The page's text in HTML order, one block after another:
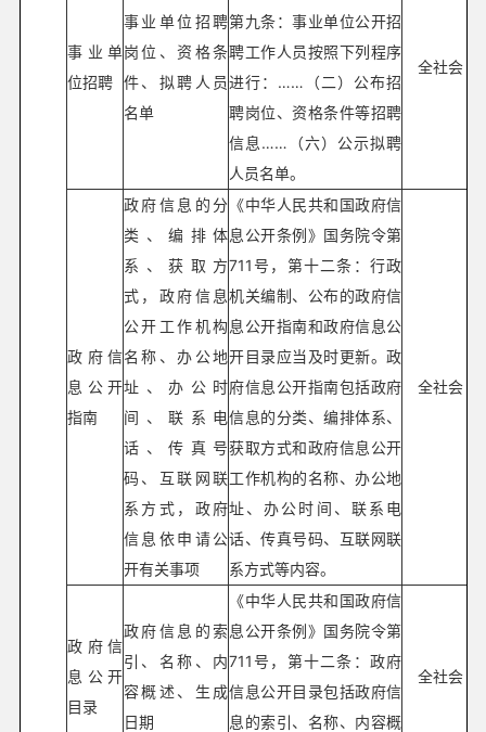
事业单
位招聘
事业单位招聘
岗位、资格条
件、拟聘人员
名单
第九条：事业单位公开招
聘工作人员按照下列程序
进行：……（二）公布招
聘岗位、资格条件等招聘
信息……（六）公示拟聘
人员名单。
全社会
政府信
息公开
指南
政府信息的分
类、编排体
系、获取方
式，政府信息
公开工作机构
名称、办公地
址、办公时
间、联系电
话、传真号
码、互联网联
系方式，政府
信息依申请公
开有关事项
《中华人民共和国政府信
息公开条例》国务院令第
711号，第十二条：行政
机关编制、公布的政府信
息公开指南和政府信息公
开目录应当及时更新。政
府信息公开指南包括政府
信息的分类、编排体系、
获取方式和政府信息公开
工作机构的名称、办公地
址、办公时间、联系电
话、传真号码、互联网联
系方式等内容。
全社会
政府信
息公开
目录
政府信息的索
引、名称、内
容概述、生成
日期
《中华人民共和国政府信
息公开条例》国务院令第
711号，第十二条：政府
信息公开目录包括政府信
息的索引、名称、内容概
全社会